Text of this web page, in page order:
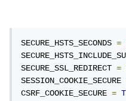
SECURE_HSTS_SECONDS =
SECURE_SSL_REDIRECT =
CSRF_COOKIE_SECURE =